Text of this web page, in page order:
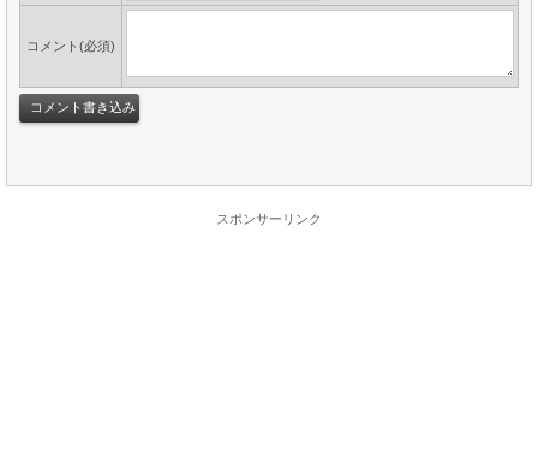
コメント(必須)
スポンサーリンク